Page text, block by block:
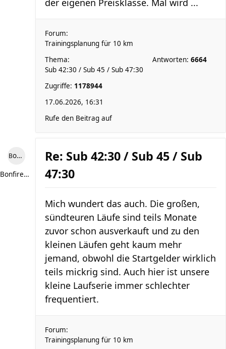
der eigenen Preisklasse. Mal wird ...
Forum:
Trainingsplanung für 10 km
Thema:
Sub 42:30 / Sub 45 / Sub 47:30
Antworten: 6664
Zugriffe: 1178944
17.06.2026, 16:31
Rufe den Beitrag auf
Bonfire307
Bonfire307
Re: Sub 42:30 / Sub 45 / Sub
47:30
Mich wundert das auch. Die großen,
sündteuren Läufe sind teils Monate
zuvor schon ausverkauft und zu den
kleinen Läufen geht kaum mehr
jemand, obwohl die Startgelder wirklich
teils mickrig sind. Auch hier ist unsere
kleine Laufserie immer schlechter
frequentiert.
Forum:
Trainingsplanung für 10 km